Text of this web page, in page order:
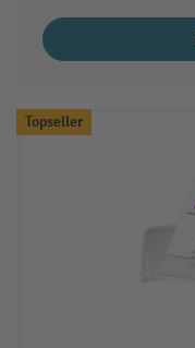
Topseller